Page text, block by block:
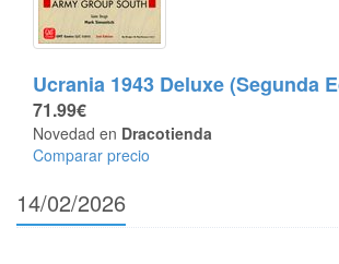
Ucrania 1943 Deluxe (Segunda
71.99€
Novedad en Dracotienda
Comparar precio
14/02/2026